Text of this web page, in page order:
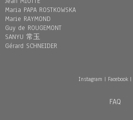
Maria PAPA ROSTKOWSKA
Marie RAYMOND
Guy de ROUGEMONT
SANYU 常玉
Gérard SCHNEIDER
Instagram | Facebook|
FAQ